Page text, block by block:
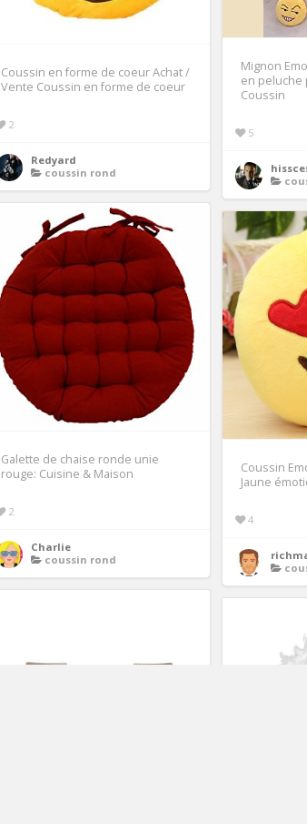
Coussin en forme de coeur Achat /
Vente Coussin en forme de coeur
2
Redyard
coussin rond
Mignon
en peluche
Coussin
5
Galette de chaise ronde unie
rouge: Cuisine & Maison
2
Charlie
coussin rond
Coussin
Jaune
4